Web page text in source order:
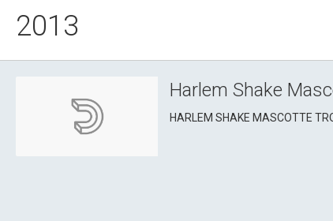
2013
Harlem Shake
HARLEM SHAKE MASCOTTE